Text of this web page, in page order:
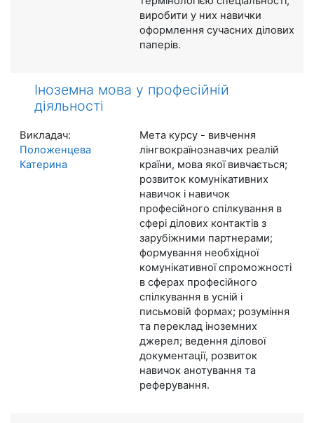
виробити у них навички
оформлення сучасних ділових
паперів.
Іноземна мова у професійній
діяльності
Мета курсу - вивчення
лінгвокраїнознавчих реалій
країни, мова якої вивчається;
розвиток комунікативних
навичок і навичок
професійного спілкування в
сфері ділових контактів з
зарубіжними партнерами;
формування необхідної
комунікативної спроможності
в сферах професійного
спілкування в усній і
письмовій формах; розуміння
та переклад іноземних
джерел; ведення ділової
документації, розвиток
навичок анотування та
реферування.
Викладач:
Положенцева
Катерина